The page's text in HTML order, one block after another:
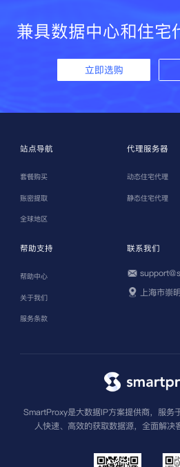
兼具数据中心和住宅
立即选购
站点导航
套餐购买
账密提取
全球地区
代理服务器
动态住宅代理
静态住宅代理
帮助支持
帮助中心
关于我们
服务条款
联系我们
上海市崇
SmartProxy是大数据IP方案提供商，服务
人快速、高效的获取数据源，全面解决